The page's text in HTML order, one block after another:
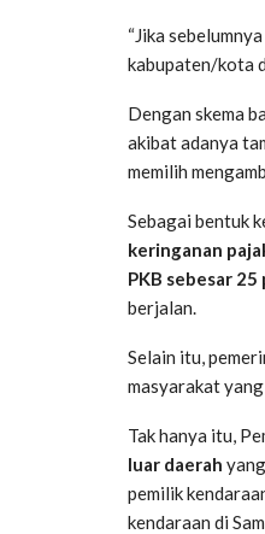
“Jika
kabupaten/kota
Dengan skema
akibat adanya
memilih
Sebagai bentuk
keringanan
PKB sebesar 25
berjalan.
Selain itu,
masyarakat
Tak hanya itu,
luar daerah
pemilik
kendaraan di